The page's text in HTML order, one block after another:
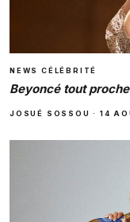
NEWS CÉLÉBRITÉ
Beyoncé tout
JOSUÉ SOSSOU ·14